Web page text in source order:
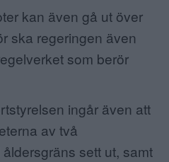
kan även gå ut över
ska regeringen även
som berör
ingår även att
av två
sett ut, samt